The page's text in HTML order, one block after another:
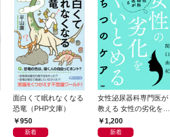
面白くて眠れなくなる
恐竜（PHP文庫）
950
新着
女性泌尿器科専門医が
教える 女性の劣化をく
いとめる ちつのケア
1,200
新着